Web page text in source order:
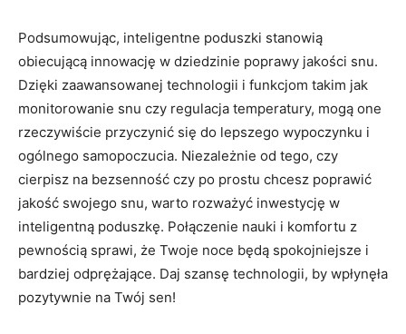
Podsumowując,‌ inteligentne poduszki stanowią
obiecującą innowację w dziedzinie poprawy jakości snu.
Dzięki​ zaawansowanej technologii ⁤i funkcjom takim jak‌
monitorowanie snu czy​ regulacja temperatury, mogą ​one
rzeczywiście ⁣przyczynić ​się do lepszego wypoczynku i
⁢ogólnego samopoczucia. Niezależnie od tego, czy‌
cierpisz na bezsenność czy⁣ po prostu ⁢chcesz ⁤poprawić
jakość swojego snu, warto rozważyć inwestycję‍ w
inteligentną poduszkę. Połączenie ⁤nauki‍ i komfortu z
pewnością sprawi, że⁢ Twoje noce‌ będą spokojniejsze i
bardziej odprężające. Daj szansę technologii, by wpłynęła
pozytywnie na ‌Twój sen!